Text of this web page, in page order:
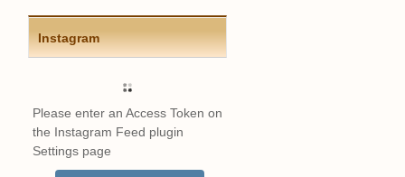
Instagram
Please enter an Access Token on
the Instagram Feed plugin
Settings page